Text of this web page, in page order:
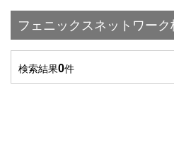
フェニックスネットワーク
検索結果0件